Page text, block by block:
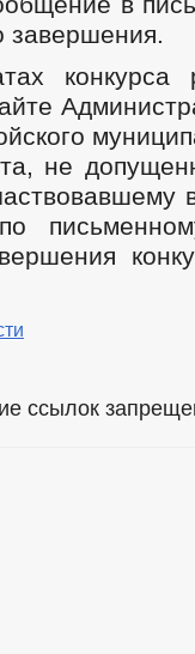
завершения.
конкурса
не
ссылок